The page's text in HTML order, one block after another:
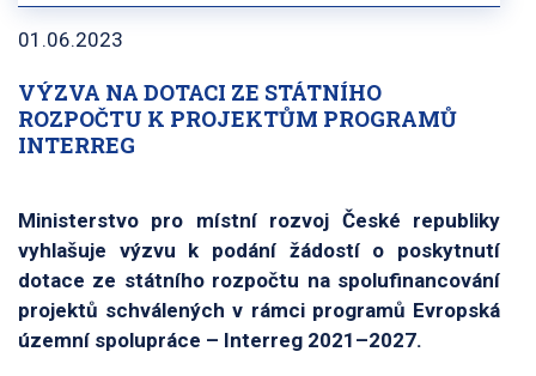
VÝZVA NA DOTACI ZE STÁTNÍHO
ROZPOČTU K PROJEKTŮM PROGRAMŮ
INTERREG
01.06.2023
Ministerstvo pro místní rozvoj České republiky
vyhlašuje výzvu k podání žádostí o poskytnutí
dotace ze státního rozpočtu na spolufinancování
projektů schválených v rámci programů Evropská
územní spolupráce – Interreg 2021–2027.